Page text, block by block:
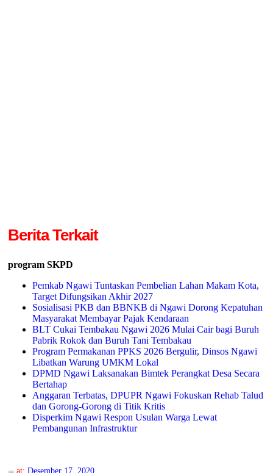
Berita Terkait
program SKPD
Pemkab Ngawi Tuntaskan Pembelian Lahan Makam Kota,
Target Difungsikan Akhir 2027
Sosialisasi PKB dan BBNKB di Ngawi Dorong Kepatuhan
Masyarakat Membayar Pajak Kendaraan
BLT Cukai Tembakau Ngawi 2026 Mulai Cair bagi Buruh
Pabrik Rokok dan Buruh Tani Tembakau
Program Permakanan PPKS 2026 Bergulir, Dinsos Ngawi
Libatkan Warung UMKM Lokal
DPMD Ngawi Laksanakan Bimtek Perangkat Desa Secara
Bertahap
Anggaran Terbatas, DPUPR Ngawi Fokuskan Rehab Talud
dan Gorong-Gorong di Titik Kritis
Disperkim Ngawi Respon Usulan Warga Lewat
Pembangunan Infrastruktur
at: Desember 17, 2020